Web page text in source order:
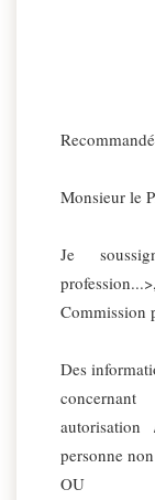
Monsieur le
Je
Commission
Des
personne
OU